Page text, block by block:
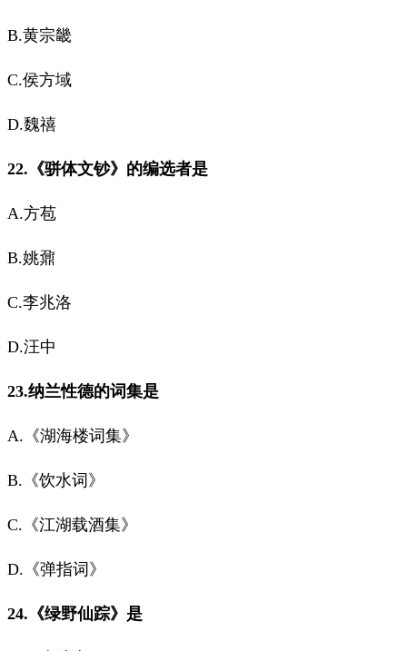
B.黄宗畿
C.侯方域
D.魏禧
22.《骈体文钞》的编选者是
A.方苞
B.姚鼐
C.李兆洛
D.汪中
23.纳兰性德的词集是
A.《湖海楼词集》
B.《饮水词》
C.《江湖载酒集》
D.《弹指词》
24.《绿野仙踪》是